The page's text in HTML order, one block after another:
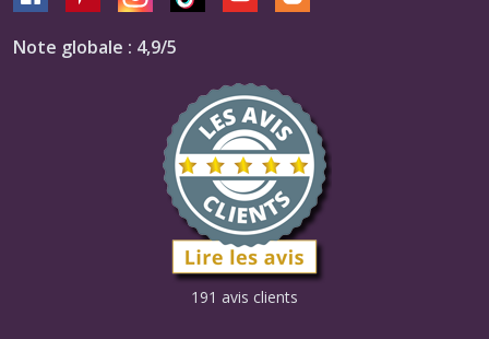
Note globale : 4,9/5
191 avis clients